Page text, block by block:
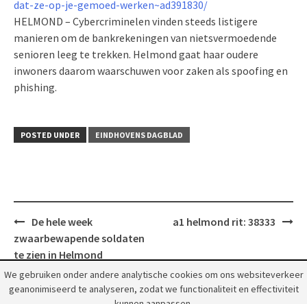
dat-ze-op-je-gemoed-werken~ad391830/
HELMOND – Cybercriminelen vinden steeds listigere
manieren om de bankrekeningen van nietsvermoedende
senioren leeg te trekken. Helmond gaat haar oudere
inwoners daarom waarschuwen voor zaken als spoofing en
phishing.
POSTED UNDER EINDHOVENS DAGBLAD
Post
navigation
De hele week
zwaarbewapende soldaten
te zien in Helmond
a1 helmond rit: 38333
We gebruiken onder andere analytische cookies om ons websiteverkeer
geanonimiseerd te analyseren, zodat we functionaliteit en effectiviteit